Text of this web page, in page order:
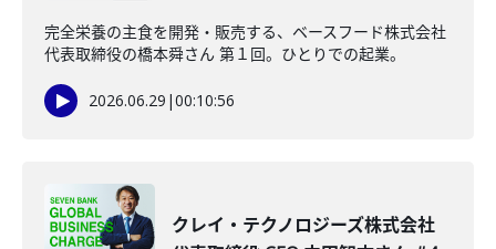
完全栄養の主食を開発・販売する、ベースフード株式会社
代表取締役の橋本舜さん 第１回。ひとりでの起業。
2026.06.29 |00:10:56
クレイ・テクノロジーズ株式会社